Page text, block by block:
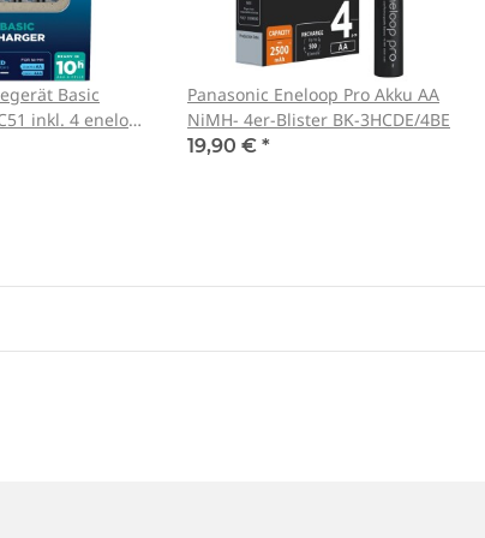
Basic
inkl. 4 eneloop
Panasonic Eneloop Pro Akku AA
NiMH- 4er-Blister BK-3HCDE/4BE
19,90 € *